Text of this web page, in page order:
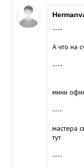
----
А что на
----
мини
----
мастера
тут
----